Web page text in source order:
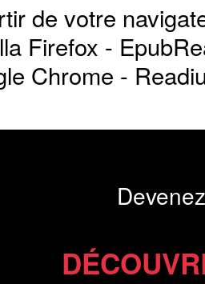
de votre
Firefox -
Chrome -